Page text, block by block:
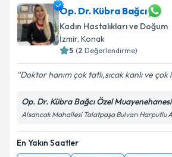
Op. Dr. Kübra Bağcı
Kadın Hastalıkları ve Doğum
İzmir, Konak
5 (2 Değerlendirme)
Doktor hanım çok tatlı,sıcak kanlı ve çok
Op. Dr. Kübra Bağcı Özel Muayenehanesi
Alsancak Mahallesi Talatpaşa Bulvarı Harputlu
En Yakın Saatler